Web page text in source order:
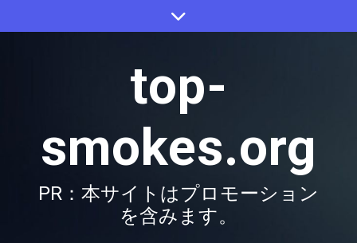
to
top-
smokes.org
PR：本サイトはプロモーション
を含みます。